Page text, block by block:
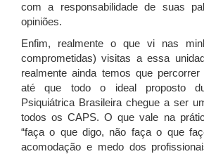
com a responsabilidade de suas
opiniões.
Enfim, realmente o que vi nas
comprometidas) visitas a essa
realmente ainda temos que
até que todo o ideal proposto
Psiquiátrica Brasileira chegue a ser
todos os CAPS. O que vale na
“faça o que digo, não faça o que
acomodação e medo dos